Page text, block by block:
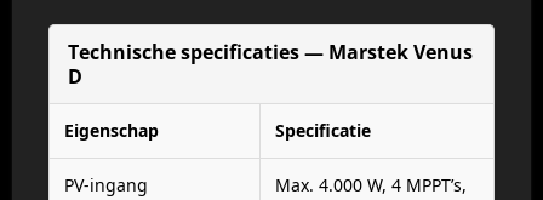
Technische specificaties — Marstek Venus
D
Eigenschap Specificatie
PV-ingang
Max. 4.000 W, 4 MPPT’s,